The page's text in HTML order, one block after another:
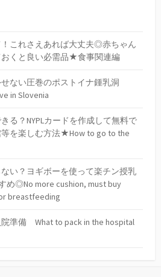
これさえあれば大丈夫◎赤ちゃん
くと良い必需品★食事関連編
ない圧巻のポストイナ鍾乳洞
in Slovenia
る？NYPLカードを作成して無料で
を楽しむ方法★How to go to the
い？ヨギボーを使って楽チン授乳
め◎No more cushion, must buy
breastfeeding
準備 What to pack in the hospital